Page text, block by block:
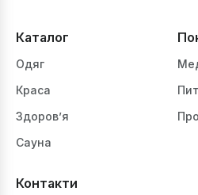
Каталог
Одяг
Краса
Здоров’я
Сауна
Контакти